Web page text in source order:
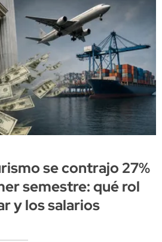
se contrajo 27%
semestre: qué rol
y los salarios